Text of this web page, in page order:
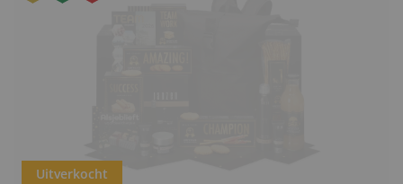
Uitverkocht